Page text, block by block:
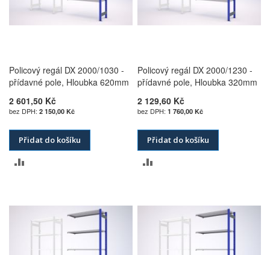
Policový regál DX 2000/1030 -
přídavné pole, Hloubka 620mm
2 601,50 Kč
2 150,00 Kč
Přidat do košíku
POROVNÁNÍ
Policový regál DX 2000/1230 -
přídavné pole, Hloubka 320mm
2 129,60 Kč
1 760,00 Kč
Přidat do košíku
POROVNÁNÍ